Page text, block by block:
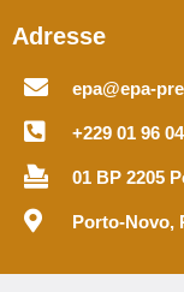
Adresse
epa@epa-
+229 01 96
01 BP 2205
Porto-Novo,